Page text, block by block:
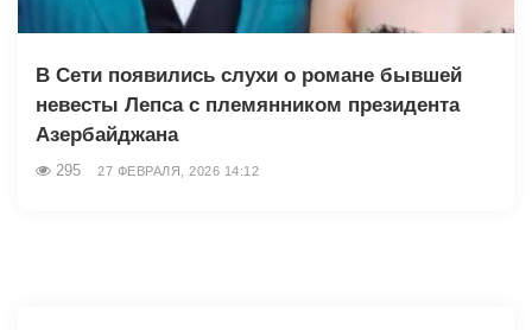
В Сети появились слухи о романе бывшей
невесты Лепса с племянником президента
Азербайджана
295 27 ФЕВРАЛЯ, 2026 14:12